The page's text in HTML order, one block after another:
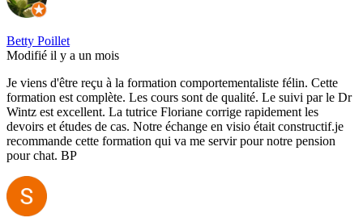
Betty Poillet
Modifié il y a un mois
Je viens d'être reçu à la formation comportementaliste félin. Cette
formation est complète. Les cours sont de qualité. Le suivi par le Dr
Wintz est excellent. La tutrice Floriane corrige rapidement les
devoirs et études de cas. Notre échange en visio était constructif.je
recommande cette formation qui va me servir pour notre pension
pour chat. BP